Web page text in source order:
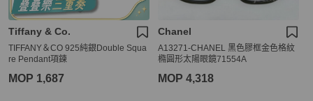
Tiffany & Co.
TIFFANY＆CO 925純銀Double Squa
re Pendant項鍊
MOP 1,687
Chanel
A13271-CHANEL 黑色膠框金色格紋
橢圓形太陽眼鏡71554A
MOP 4,318